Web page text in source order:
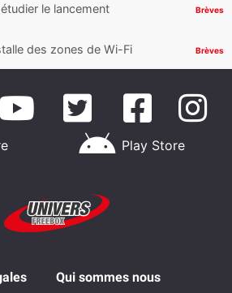
le lancement
Brèves
des zones de Wi-Fi
Brèves
Play Store
Qui sommes nous